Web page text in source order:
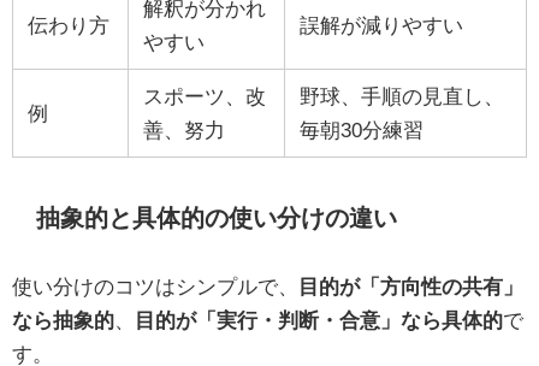
伝わり方
解釈が分かれ
やすい
誤解が減りやすい
例
スポーツ、改
善、努力
野球、手順の見直し、
毎朝30分練習
抽象的と具体的の使い分けの違い
使い分けのコツはシンプルで、
目的が「方向性の共有」
なら抽象的
目的が「実行・判断・合意」なら具体的で
す。